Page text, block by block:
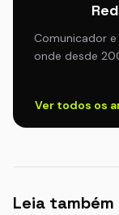
Comunicador
onde desde
Ver todos os
Leia também